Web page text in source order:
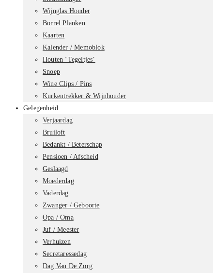
Wijnglas Houder
Borrel Planken
Kaarten
Kalender / Memoblok
Houten ‘Tegeltjes’
Snoep
Wine Clips / Pins
Kurkentrekker & Wijnhouder
Gelegenheid
Verjaardag
Bruiloft
Bedankt / Beterschap
Pensioen / Afscheid
Geslaagd
Moederdag
Vaderdag
Zwanger / Geboorte
Opa / Oma
Juf / Meester
Verhuizen
Secretaressedag
Dag Van De Zorg